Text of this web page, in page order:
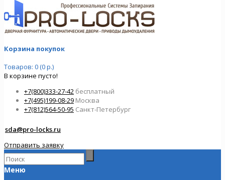
Корзина покупок
Товаров: 0 (0 р.)
В корзине пусто!
+7(800)333-27-42 бесплатный
+7(495)199-08-29 Москва
+7(812)564-50-95 Санкт-Петербург
sda@pro-locks.ru
Отправить заявку
Меню